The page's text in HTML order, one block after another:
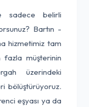
sadece belirli
Bartın -
hizmetimiz tam
müşterinin
üzerindeki
bölüştürüyoruz.
eşyası ya da